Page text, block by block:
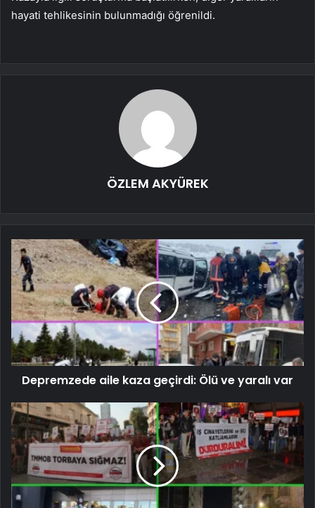
hayati tehlikesinin bulunmadığı öğrenildi.
ÖZLEM AKYÜREK
Depremzede aile kaza geçirdi: Ölü ve yaralı var